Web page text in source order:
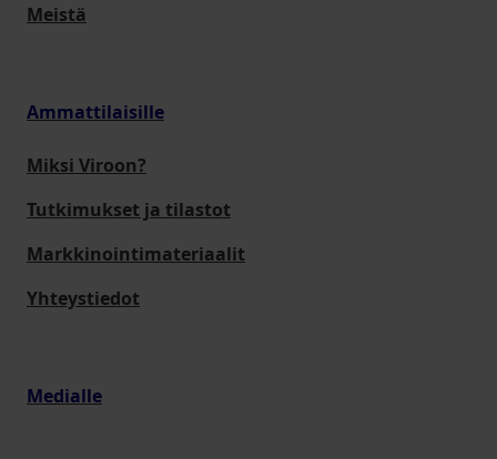
Meistä
Ammattilaisille
Miksi Viroon?
Tutkimukset ja tilastot
Markkinointimateriaalit
Yhteystiedot
Medialle